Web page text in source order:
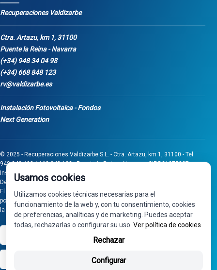
Recuperaciones Valdizarbe
Ctra. Artazu, km 1, 31100
Puente la Reina - Navarra
(+34) 948 34 04 98
(+34) 668 848 123
rv@valdizarbe.es
Instalación Fotovoltaica - Fondos
Next Generation
© 2025 - Recuperaciones Valdizarbe S.L. - Ctra. Artazu, km 1, 31100 - Tel:
948 340 498 / 668 848 123 - Puente la Reina - Navarra - CIF B31275837.
Inscrita en el Registro Mercantil de Navarra, Tomo 32, Folio 75, Hoja 525.
Desarrollado porSeintosoft
El proyecto de inversión "0011-0558-2024-000008" ha sido subvencionado
por Gobierno de Navarra al amparo de la convocatoria de 2024 de Ayudas a
la inversión en pymes industriales
Usamos cookies
Utilizamos cookies técnicas necesarias para el
funcionamiento de la web y, con tu consentimiento, cookies
de preferencias, analíticas y de marketing. Puedes aceptar
todas, rechazarlas o configurar su uso. Ver política de cookies
Rechazar
Configurar